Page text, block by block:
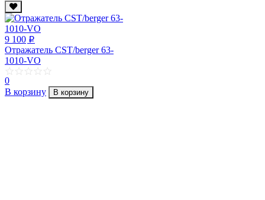
9 100 p
Отражатель CST/berger 63-
1010-VO
0
В корзину
В корзину